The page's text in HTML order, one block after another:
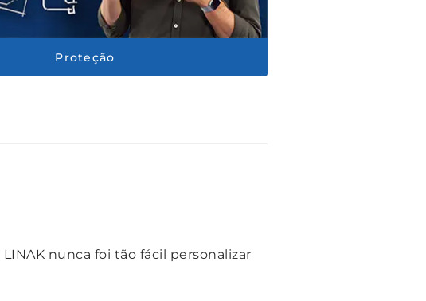
Proteção
LINAK nunca foi tão fácil personalizar